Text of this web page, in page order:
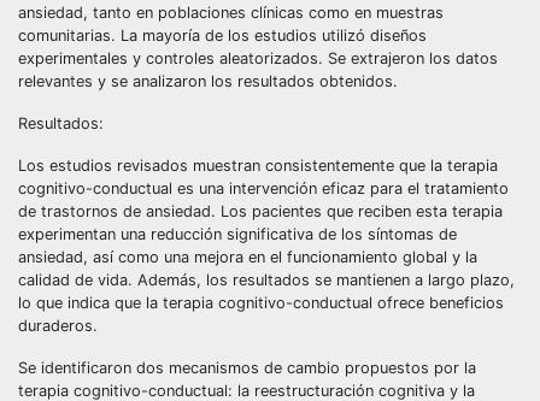
ansiedad, tanto en poblaciones clínicas como en muestras
comunitarias. La mayoría de los estudios utilizó diseños
experimentales y controles aleatorizados. Se extrajeron los datos
relevantes y se analizaron los resultados obtenidos.
Resultados:
Los estudios revisados muestran consistentemente que la terapia
cognitivo-conductual es una intervención eficaz para el tratamiento
de trastornos de ansiedad. Los pacientes que reciben esta terapia
experimentan una reducción significativa de los síntomas de
ansiedad, así como una mejora en el funcionamiento global y la
calidad de vida. Además, los resultados se mantienen a largo plazo,
lo que indica que la terapia cognitivo-conductual ofrece beneficios
duraderos.
Se identificaron dos mecanismos de cambio propuestos por la
terapia cognitivo-conductual: la reestructuración cognitiva y la